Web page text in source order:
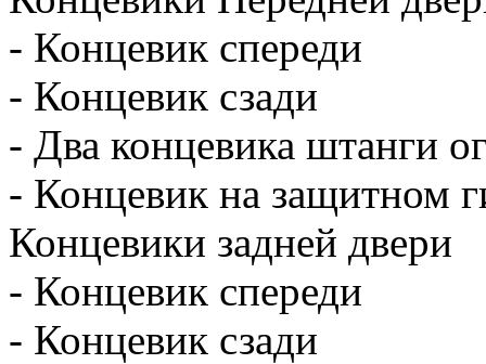
- Концевик спереди
- Концевик сзади
- Два концевика штанги
- Концевик на защитном
Концевики задней двери
- Концевик спереди
- Концевик сзади